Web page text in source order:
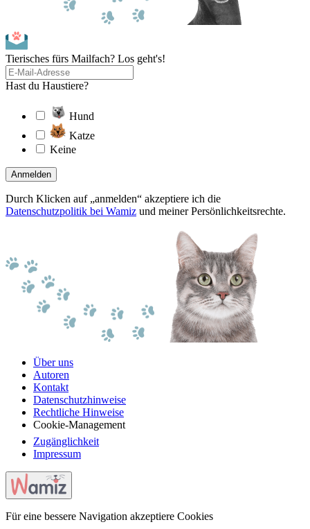
Tierisches fürs Mailfach? Los geht's!
Hast du Haustiere?
Hund
Katze
Keine
Anmelden
Durch Klicken auf „anmelden“ akzeptiere ich die
Datenschutzpolitik bei Wamiz und meiner Persönlichkeitsrechte.
Über uns
Autoren
Kontakt
Datenschutzhinweise
Rechtliche Hinweise
Cookie-Management
Zugänglichkeit
Impressum
Für eine bessere Navigation akzeptiere Cookies